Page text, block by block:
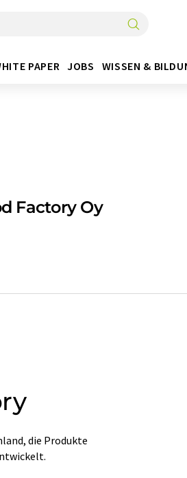
PAPER JOBS WISSEN &
Factory Oy
die Produkte